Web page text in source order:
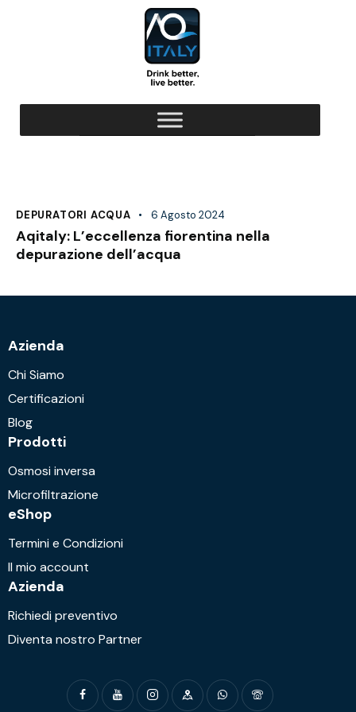
DEPURATORI ACQUA 6 Agosto 2024
Aqitaly: L’eccellenza fiorentina nella
depurazione dell’acqua
Azienda
Chi Siamo
Certificazioni
Blog
Prodotti
Osmosi inversa
Microfiltrazione
eShop
Termini e Condizioni
Il mio account
Azienda
Richiedi preventivo
Diventa nostro Partner